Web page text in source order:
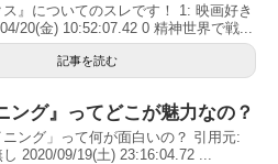
ス』についてのスレです！ 1: 映画好き
20(金) 10:52:07.42 0 精神世界で戦...
記事を読む
ング』ってどこが魅力なの？
ング」って何が面白いの？ 引用元:
2020/09/19(土) 23:16:04.72 ...